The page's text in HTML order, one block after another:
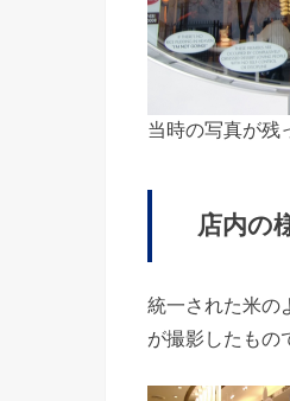
当時の写真が残
店内の
統一された米の
が撮影したもの